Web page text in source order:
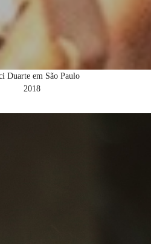
Duarte em São Paulo
2018